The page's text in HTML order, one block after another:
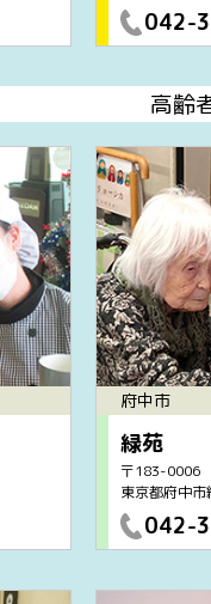
042-
高齢
府中市
緑苑
〒183-0006
東京都府中
042-